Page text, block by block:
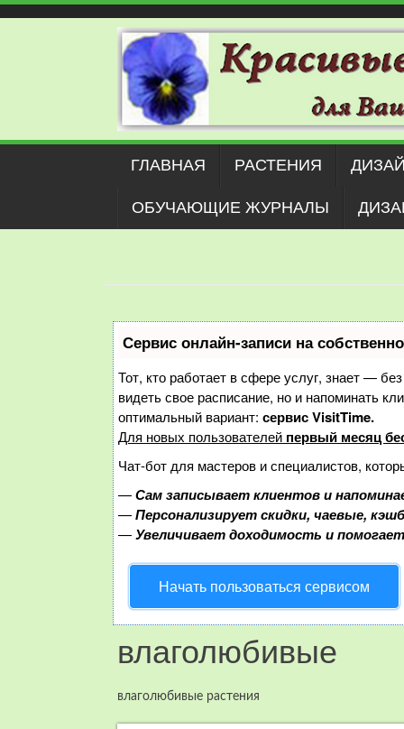
Наверх
ГЛАВНАЯ РАСТЕНИЯ
ОБУЧАЮЩИЕ ЖУРНАЛЫ
Сервис онлайн-записи на
Тот, кто работает в сфере услуг, знает —
видеть свое расписание, но и напоминать
оптимальный вариант: сервис VisitTime.
Для новых пользователей первый месяц
Чат-бот для мастеров и специалистов,
—Сам записывает клиентов и
—Персонализирует скидки, чаевые,
—Увеличивает доходимость и
Начать пользоваться сервисом
влаголюбивые
влаголюбивые растения